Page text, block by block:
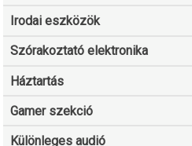
Irodai eszközök
Szórakoztató elektronika
Háztartás
Gamer szekció
Különleges audió